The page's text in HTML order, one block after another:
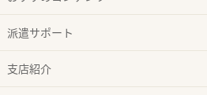
派遣サポート
支店紹介